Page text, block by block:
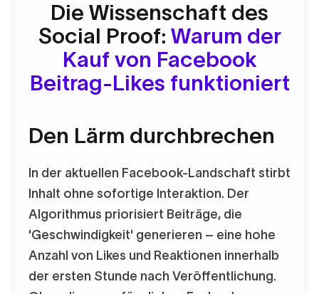
Die Wissenschaft des
Social Proof: Warum der
Kauf von Facebook
Beitrag-Likes funktioniert
Den Lärm durchbrechen
In der aktuellen Facebook-Landschaft stirbt
Inhalt ohne sofortige Interaktion. Der
Algorithmus priorisiert Beiträge, die
'Geschwindigkeit' generieren – eine hohe
Anzahl von Likes und Reaktionen innerhalb
der ersten Stunde nach Veröffentlichung.